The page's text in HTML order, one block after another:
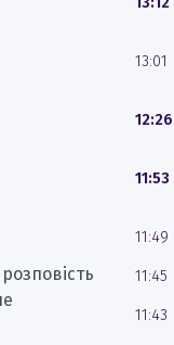
13:01
12:26
11:53
11:49
11:45
11:43